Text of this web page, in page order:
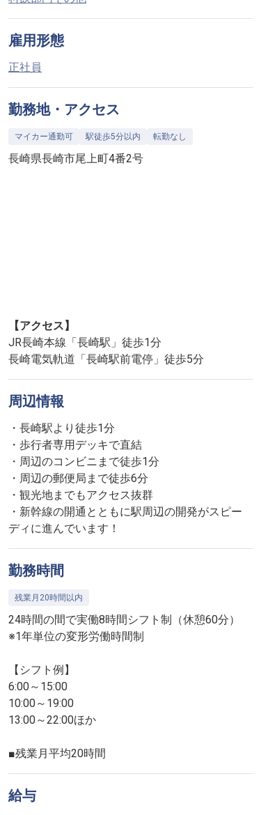
雇用形態
正社員
勤務地・アクセス
マイカー通勤可 駅徒歩5分以内 転勤なし
長崎県長崎市尾上町4番2号
【アクセス】
JR長崎本線「長崎駅」徒歩1分
長崎電気軌道「長崎駅前電停」徒歩5分
周辺情報
・長崎駅より徒歩1分
・歩行者専用デッキで直結
・周辺のコンビニまで徒歩1分
・周辺の郵便局まで徒歩6分
・観光地までもアクセス抜群
・新幹線の開通とともに駅周辺の開発がスピー
ディに進んでいます！
勤務時間
残業月20時間以内
24時間の間で実働8時間シフト制（休憩60分）
※1年単位の変形労働時間制
【シフト例】
6:00～15:00
10:00～19:00
13:00～22:00ほか
■残業月平均20時間
給与